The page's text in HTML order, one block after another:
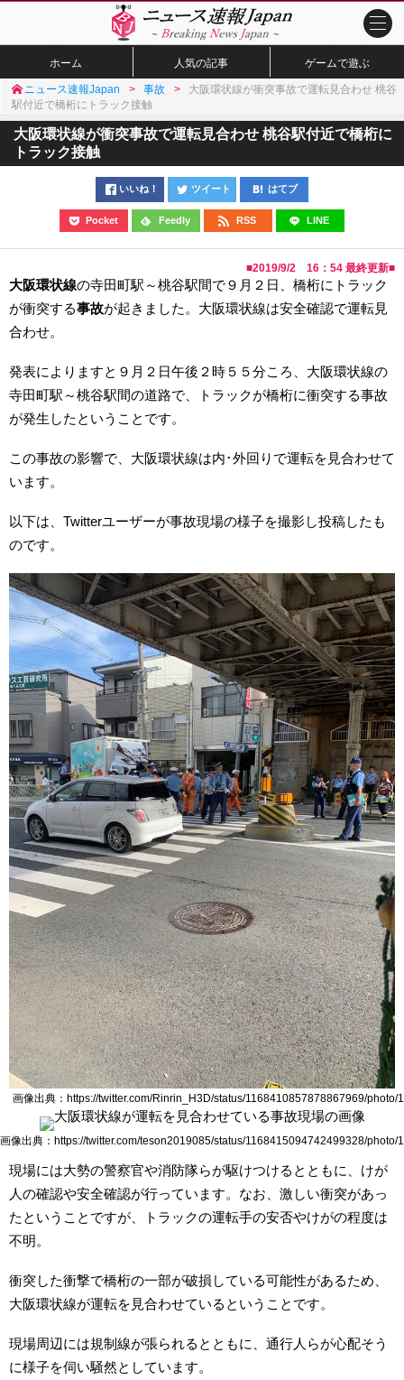
ホーム 人気の記事 ゲームで遊ぶ
ニュース速報Japan 事故
大阪環状線が衝突事故で運転見合わせ 桃谷
駅付近で橋桁にトラック接触
大阪環状線が衝突事故で運転見合わせ 桃谷駅付近で橋桁に
トラック接触
いいね！ ツイート はてブ
Pocket Feedly RSS LINE
■2019/9/2 16：54 最終更新■
大阪環状線の寺田町駅～桃谷駅間で９月２日、橋桁にトラック
が衝突する事故が起きました。大阪環状線は安全確認で運転見
合わせ。
発表によりますと９月２日午後２時５５分ころ、大阪環状線の
寺田町駅～桃谷駅間の道路で、トラックが橋桁に衝突する事故
が発生したということです。
この事故の影響で、大阪環状線は内･外回りで運転を見合わせて
います。
以下は、Twitterユーザーが事故現場の様子を撮影し投稿したも
のです。
画像出典：https://twitter.com/Rinrin_H3D/status/1168410857878867969/photo/1
画像出典：https://twitter.com/teson2019085/status/1168415094742499328/photo/1
現場には大勢の警察官や消防隊らが駆けつけるとともに、けが
人の確認や安全確認が行っています。なお、激しい衝突があっ
たということですが、トラックの運転手の安否やけがの程度は
不明。
衝突した衝撃で橋桁の一部が破損している可能性があるため、
大阪環状線が運転を見合わせているということです。
現場周辺には規制線が張られるとともに、通行人らが心配そう
に様子を伺い騒然としています。